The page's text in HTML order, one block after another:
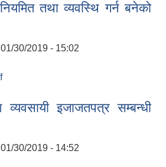
तथा व्यवस्थि गर्न बनेको
30/2019 - 15:02
व्यवसायी इजाजतपत्र सम्बन्धी
30/2019 - 14:52